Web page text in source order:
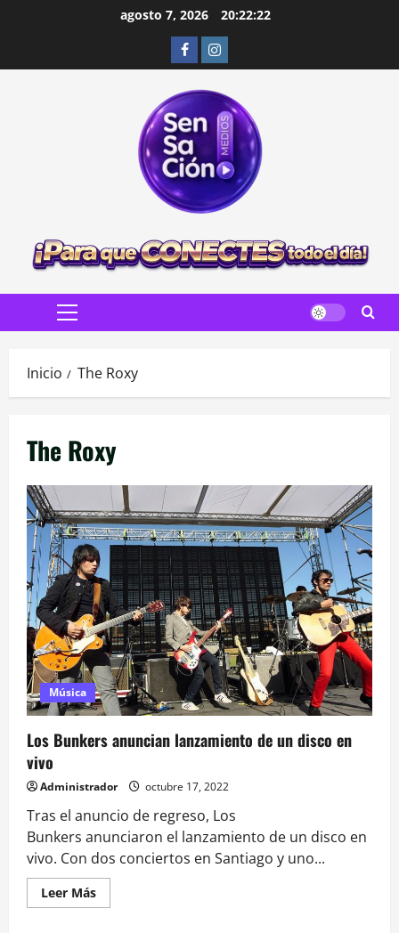
agosto 7, 2026 20:22:24
FacebookInstagram
Menú
Inicio The Roxy
The Roxy
Música
Los Bunkers anuncian lanzamiento de un disco en
vivo
Administrador octubre 17, 2022
Tras el anuncio de regreso, Los
Bunkers anunciaron el lanzamiento de un disco en
vivo. Con dos conciertos en Santiago y uno...
Leer MásLeer
más